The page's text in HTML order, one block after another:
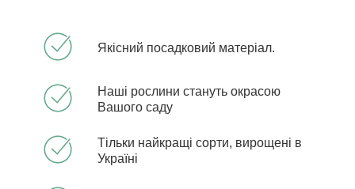
Якісний посадковий матеріал.
Наші рослини стануть окрасою
Вашого саду
Тільки найкращі сорти, вирощені в
Україні